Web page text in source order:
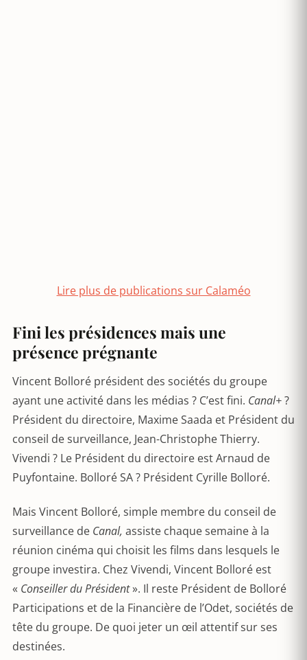
Lire plus de publications sur Calaméo
Fini les présidences mais une
présence prégnante
Vincent Bolloré président des sociétés du groupe
ayant une activité dans les médias ? C’est fini. Canal+?
Président du directoire, Maxime Saada et Président du
conseil de surveillance, Jean-Christophe Thierry.
Vivendi ? Le Président du directoire est Arnaud de
Puyfontaine. Bolloré SA ? Président Cyrille Bolloré.
Mais Vincent Bolloré, simple membre du conseil de
surveillance de Canal, assiste chaque semaine à la
réunion cinéma qui choisit les films dans lesquels le
groupe investira. Chez Vivendi, Vincent Bolloré est
« Conseiller du Président». Il reste Président de Bolloré
Participations et de la Financière de l’Odet, sociétés de
tête du groupe. De quoi jeter un œil attentif sur ses
destinées.